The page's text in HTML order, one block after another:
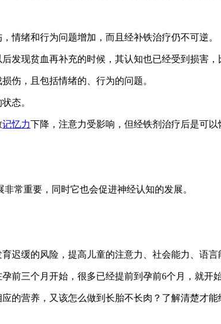
情绪和行为问题增加，而且经补铁治疗仍不可逆。
发现贫血再补充的时候，其认知也已经受到损害，
伤，且包括情绪的、行为的问题。
态。
记忆力下降，注意力受影响，但经铁剂治疗后是可以
常重要，同时它也会促进神经认知的发展。
迟缓的风险，提高儿童的注意力、社会能力、语言
前三个月开始，很多已经提前到孕前6个月，就开
的营养，又该怎么做到长胎不长肉？了解清楚才能